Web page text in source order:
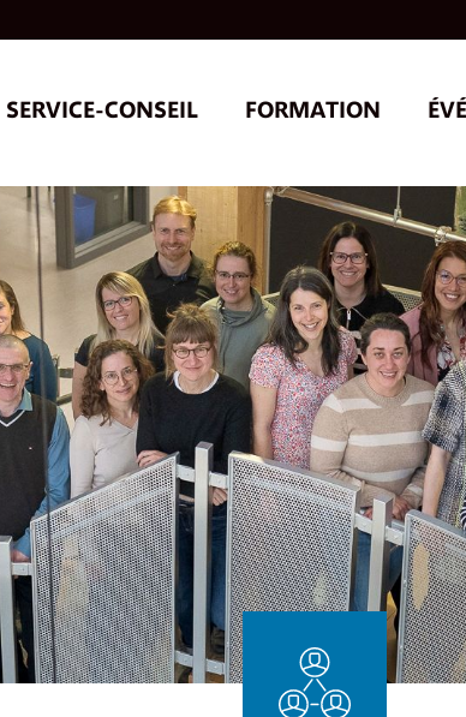
SERVICE-CONSEIL
SERVICES AUX PRODUCTEURS
SERVICES AUX CONSEILLERS
RECHERCHE EN ENTREPRISE
OUTILS
FORMATION